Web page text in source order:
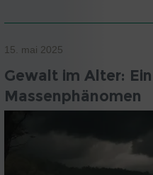
15. mai 2025
Gewalt im Alter:
Massenphänomen